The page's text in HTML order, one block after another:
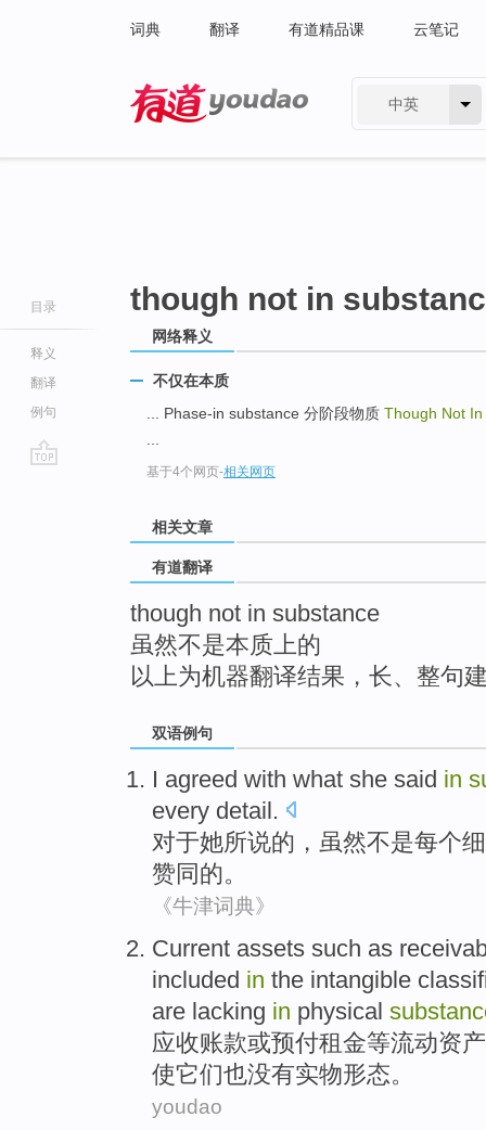
词典 翻译 有道精品课 云笔记
中英
目录
释义
翻译
例句
though not in
网络释义
不仅在本质
... Phase-in substance 分阶段物质 Though Not
基于4个网页-相关网页
相关文章
有道翻译
though not in substance
虽然不是本质上的
以上为机器翻译结果，长、整句
双语例句
I agreed with what she said in
every detail.
对于她所说的， 虽然不是每个
赞同的。
《牛津词典》
Current assets such as
included in the intangible
are lacking in physical
应收账款或预付租金等流动资产
使它们也没有实物形态。
youdao